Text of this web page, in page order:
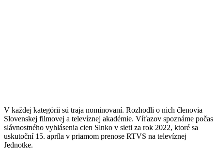
V každej kategórii sú traja nominovaní. Rozhodli o nich členovia
Slovenskej filmovej a televíznej akadémie. Víťazov spoznáme počas
slávnostného vyhlásenia cien Slnko v sieti za rok 2022, ktoré sa
uskutoční 15. apríla v priamom prenose RTVS na televíznej
Jednotke.